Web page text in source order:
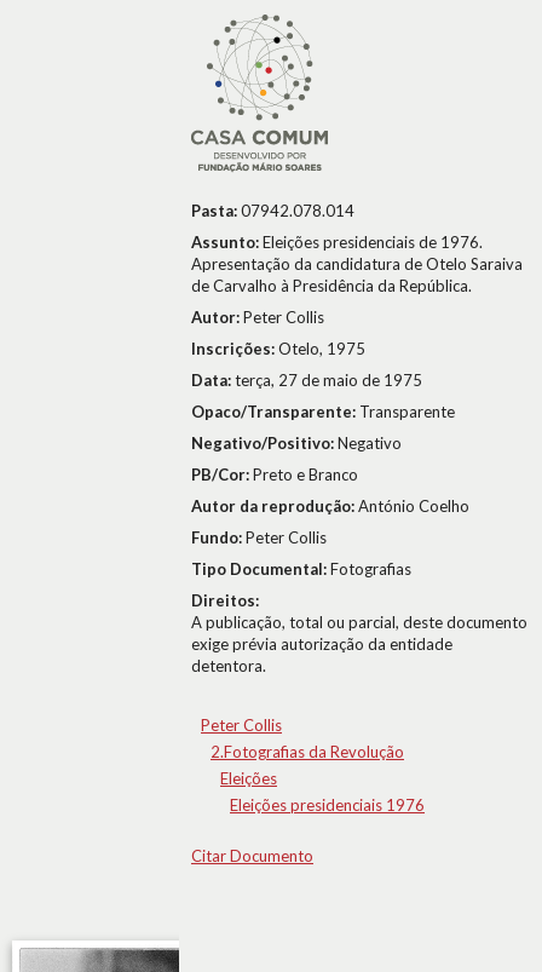
Pasta:07942.078.014
Assunto:Eleições presidenciais de 1976.
Apresentação da candidatura de Otelo Saraiva
de Carvalho à Presidência da República.
Autor:Peter Collis
Inscrições:Otelo, 1975
Data:terça, 27 de maio de 1975
Opaco/Transparente: Transparente
Negativo/Positivo:Negativo
PB/Cor:Preto e Branco
Autor da reprodução:António Coelho
Fundo:Peter Collis
Tipo Documental:Fotografias
Direitos:
A publicação, total ou parcial, deste documento
exige prévia autorização da entidade
detentora.
Peter Collis
2.Fotografias da Revolução
Eleições
Eleições presidenciais 1976
Citar Documento